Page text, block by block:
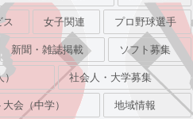
ス 女子関連 プロ野球選手
新聞・雑誌掲載 ソフト募集
） 社会人・大学募集
会（中学） 地域情報